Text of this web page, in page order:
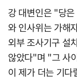
강 대변인은 "당
와 인사위는 가해
외부 조사기구 설
않았다"며 "그 사
이 제가 더는 기다